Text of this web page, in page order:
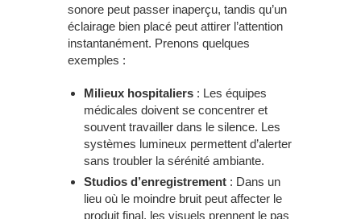
sonore peut passer inaperçu, tandis qu’un
éclairage bien placé peut attirer l’attention
instantanément. Prenons quelques
exemples :
Milieux hospitaliers : Les équipes
médicales doivent se concentrer et
souvent travailler dans le silence. Les
systèmes lumineux permettent d’alerter
sans troubler la sérénité ambiante.
Studios d’enregistrement : Dans un
lieu où le moindre bruit peut affecter le
produit final, les visuels prennent le pas